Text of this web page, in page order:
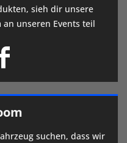
sieh dir unsere
unseren Events teil
suchen, dass wir